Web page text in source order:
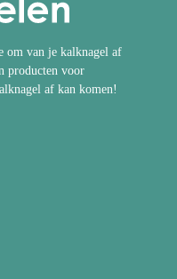
om van je kalknagel af
producten voor
af kan komen!